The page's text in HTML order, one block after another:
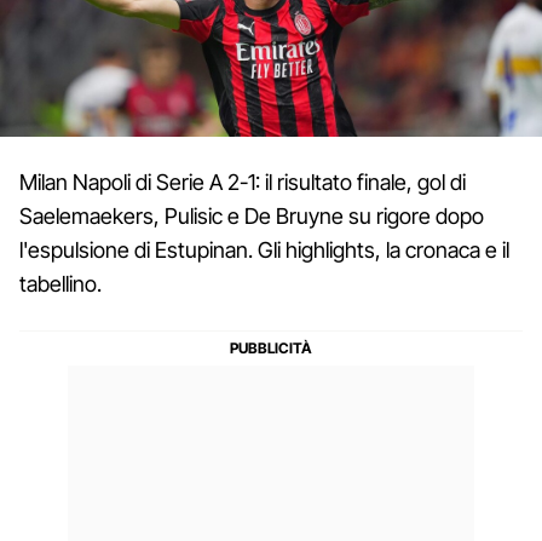
Milan Napoli di Serie A 2-1: il risultato finale, gol di
Saelemaekers, Pulisic e De Bruyne su rigore dopo
l'espulsione di Estupinan. Gli highlights, la cronaca e il
tabellino.